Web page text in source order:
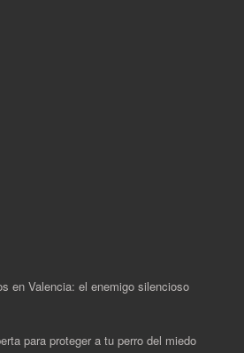
en Valencia: el enemigo silencioso
para proteger a tu perro del miedo